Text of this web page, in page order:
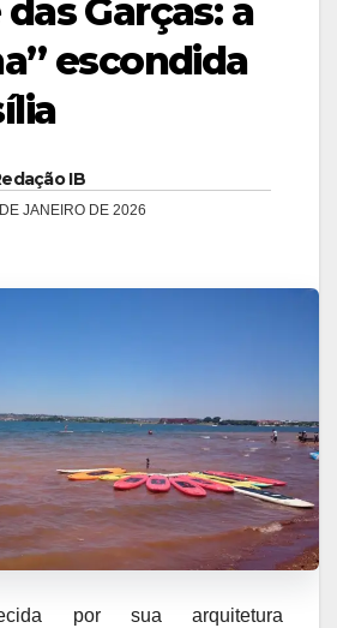
Garças: a
escondida
IB
JANEIRO DE 2026
por sua arquitetura